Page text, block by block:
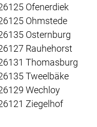
Ofenerdiek
Ohmstede
Osternburg
Rauhehorst
Thomasburg
Tweelbäke
Wechloy
Ziegelhof